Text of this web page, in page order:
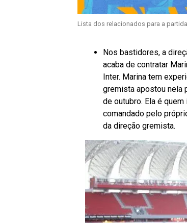
Lista dos relacionados para a
Nos bastidores, a
acaba de contratar
Inter. Marina tem
gremista apostou nela
de outubro. Ela é
comandado pelo
da direção gremista.